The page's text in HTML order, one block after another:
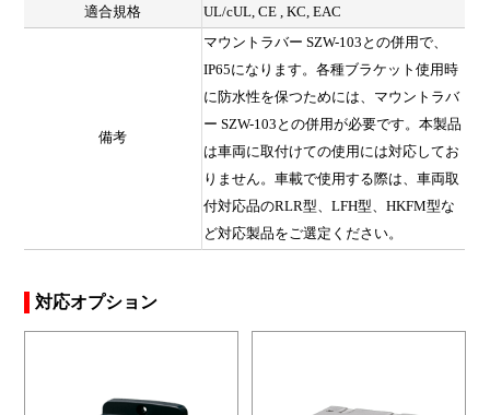
適合規格
UL/cUL, CE , KC, EAC
備考
マウントラバー SZW-103との併用で、
IP65になります。各種ブラケット使用時
に防水性を保つためには、マウントラバ
ー SZW-103との併用が必要です。本製品
は車両に取付けての使用には対応してお
りません。車載で使用する際は、車両取
付対応品のRLR型、LFH型、HKFM型な
ど対応製品をご選定ください。
対応オプション